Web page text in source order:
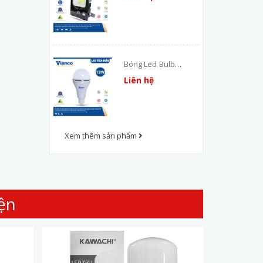
Bóng Led Bulb
Tích Điện Vianco
Liên hệ
Xem thêm sản phẩm